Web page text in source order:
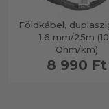
Földkábel,
1.6 mm/25m
Ohm/km)
8 990 Ft